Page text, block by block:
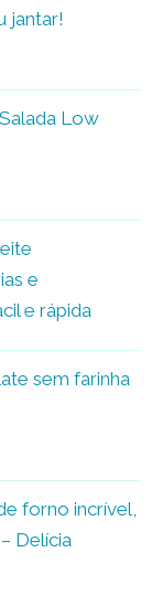
jantar!
Low
e
e rápida
sem farinha
forno incrível,
Delícia